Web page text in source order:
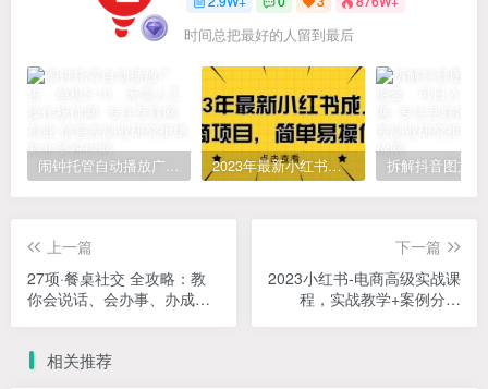
时间总把最好的人留到最后
闹钟托管自动播放广告，单机5-10，无需人工操作 2023年最新小红书成人电商项目，简单易操作【详细教程】
上一篇
27项·餐桌社交 全攻略：教
你会说话、会办事、办成事
下一篇
2023小红书-电商高级实战课
程，实战教学+案例分析
相关推荐